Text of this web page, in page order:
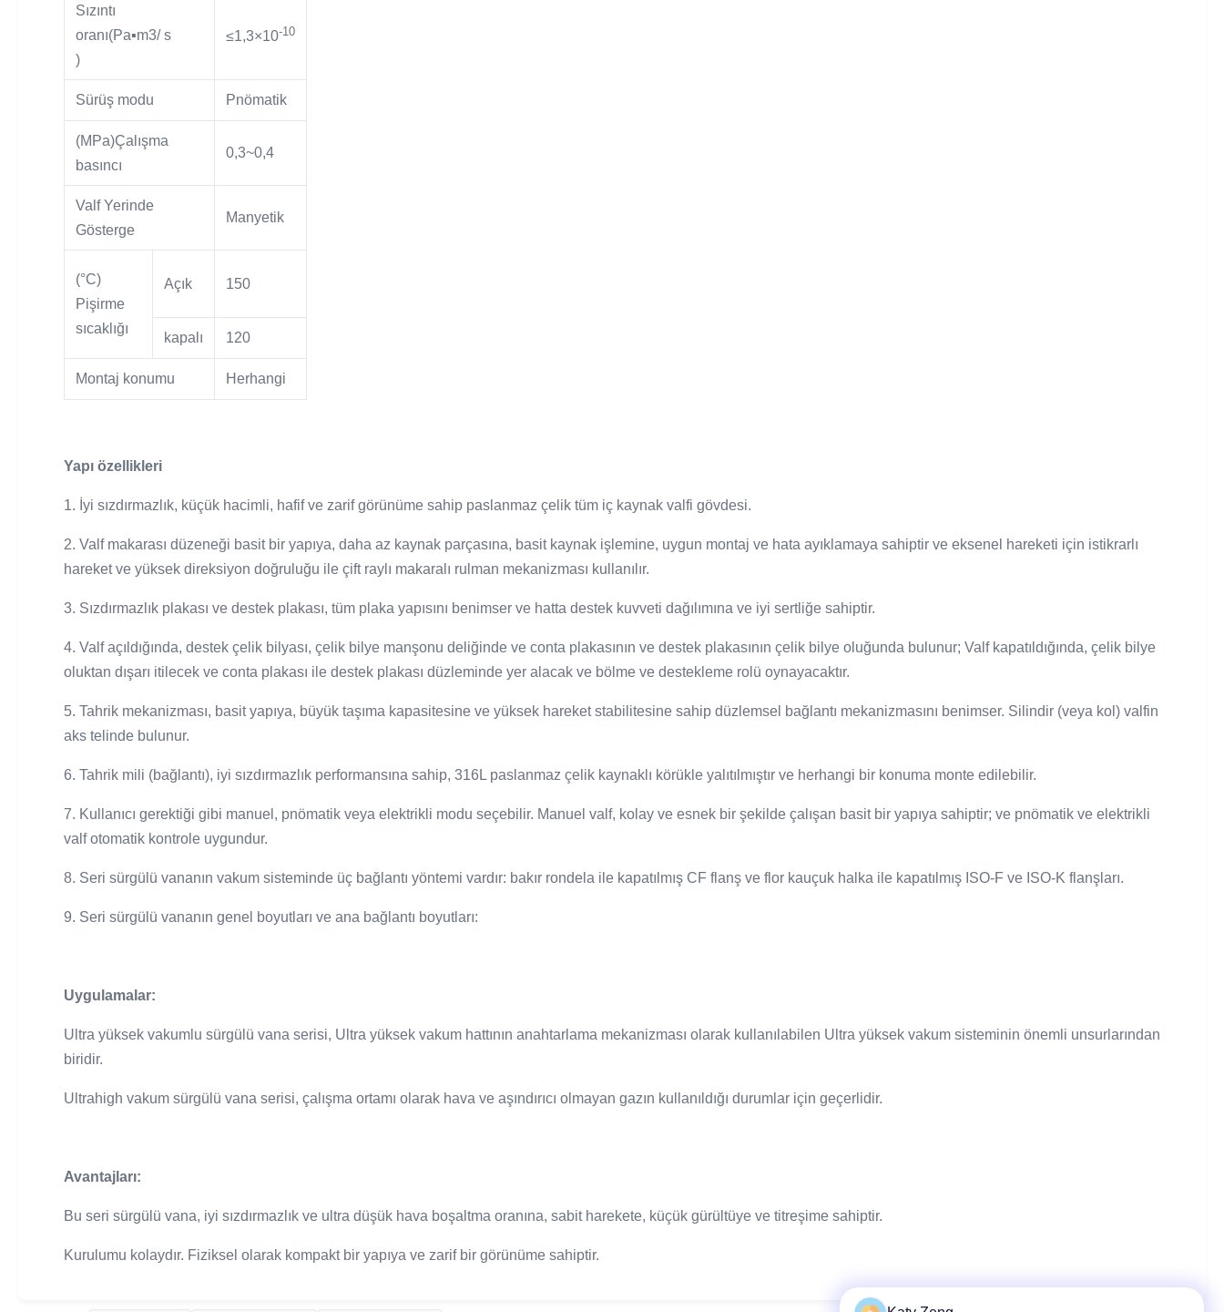
Sızıntı
oranı(Pa▪m3/ s
)
≤1,3×10-10
Sürüş modu Pnömatik
(MPa)Çalışma
basıncı
0,3~0,4
Valf Yerinde
Gösterge
Manyetik
(°C)
Pişirme
sıcaklığı
Açık 150
kapalı 120
Montaj konumu Herhangi
Yapı özellikleri
1. İyi sızdırmazlık, küçük hacimli, hafif ve zarif görünüme sahip paslanmaz çelik tüm iç kaynak valfi gövdesi.
2. Valf makarası düzeneği basit bir yapıya, daha az kaynak parçasına, basit kaynak işlemine, uygun montaj ve hata ayıklamaya sahiptir ve eksenel hareketi için istikrarlı
hareket ve yüksek direksiyon doğruluğu ile çift raylı makaralı rulman mekanizması kullanılır.
3. Sızdırmazlık plakası ve destek plakası, tüm plaka yapısını benimser ve hatta destek kuvveti dağılımına ve iyi sertliğe sahiptir.
4. Valf açıldığında, destek çelik bilyası, çelik bilye manşonu deliğinde ve conta plakasının ve destek plakasının çelik bilye oluğunda bulunur; Valf kapatıldığında, çelik bilye
oluktan dışarı itilecek ve conta plakası ile destek plakası düzleminde yer alacak ve bölme ve destekleme rolü oynayacaktır.
5. Tahrik mekanizması, basit yapıya, büyük taşıma kapasitesine ve yüksek hareket stabilitesine sahip düzlemsel bağlantı mekanizmasını benimser. Silindir (veya kol) valfin
aks telinde bulunur.
6. Tahrik mili (bağlantı), iyi sızdırmazlık performansına sahip, 316L paslanmaz çelik kaynaklı körükle yalıtılmıştır ve herhangi bir konuma monte edilebilir.
7. Kullanıcı gerektiği gibi manuel, pnömatik veya elektrikli modu seçebilir. Manuel valf, kolay ve esnek bir şekilde çalışan basit bir yapıya sahiptir; ve pnömatik ve elektrikli
valf otomatik kontrole uygundur.
8. Seri sürgülü vananın vakum sisteminde üç bağlantı yöntemi vardır: bakır rondela ile kapatılmış CF flanş ve flor kauçuk halka ile kapatılmış ISO-F ve ISO-K flanşları.
9. Seri sürgülü vananın genel boyutları ve ana bağlantı boyutları:
Uygulamalar:
Ultra yüksek vakumlu sürgülü vana serisi, Ultra yüksek vakum hattının anahtarlama mekanizması olarak kullanılabilen Ultra yüksek vakum sisteminin önemli unsurlarından
biridir.
Ultrahigh vakum sürgülü vana serisi, çalışma ortamı olarak hava ve aşındırıcı olmayan gazın kullanıldığı durumlar için geçerlidir.
Avantajları:
Bu seri sürgülü vana, iyi sızdırmazlık ve ultra düşük hava boşaltma oranına, sabit harekete, küçük gürültüye ve titreşime sahiptir.
Kurulumu kolaydır. Fiziksel olarak kompakt bir yapıya ve zarif bir görünüme sahiptir.